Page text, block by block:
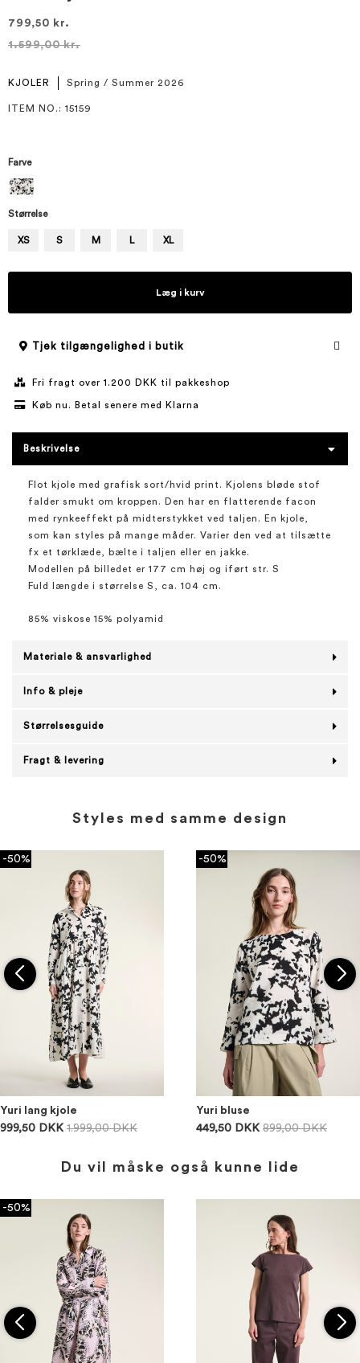
799,50 kr.
1.599,00 kr.
KJOLER Spring / Summer 2026
ITEM NO. : 15159
Farve
Størrelse
XS S M L XL
Læg i kurv
Tjek tilgængelighed i butik
Fri fragt over 1.200 DKK til pakkeshop
Køb nu. Betal senere med Klarna
Beskrivelse
Flot kjole med grafisk sort/hvid print. Kjolens bløde stof
falder smukt om kroppen. Den har en flatterende facon
med rynkeeffekt på midterstykket ved taljen. En kjole,
som kan styles på mange måder. Varier den ved at tilsætte
fx et tørklæde, bælte i taljen eller en jakke.
Modellen på billedet er 177 cm høj og iført str. S
Fuld længde i størrelse S, ca. 104 cm.
85% viskose 15% polyamid
Materiale & ansvarlighed
Info & pleje
Størrelsesguide
Fragt & levering
Styles med samme design
-50%
Yuri lang kjole
999,50 DKK 1.999,00 DKK
-50%
Yuri bluse
449,50 DKK 899,00 DKK
Du vil måske også kunne lide
-50%